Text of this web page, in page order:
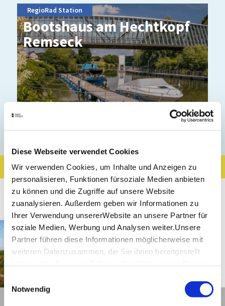
Diese Webseite verwendet Cookies
Wir verwenden Cookies, um Inhalte und Anzeigen zu
personalisieren, Funktionen fürsoziale Medien anbieten
zu können und die Zugriffe auf unsere Website
zuanalysieren. Außerdem geben wir Informationen zu
Ihrer Verwendung unsererWebsite an unsere Partner für
soziale Medien, Werbung und Analysen weiter.Unsere
Partner führen diese Informationen möglicherweise mit
weiteren Datenzusammen, die Sie ihnen bereitgestellt
Impressum
Einwilligungsauswahl
Notwendig
Boots­haus am Hecht­kopf
Rem­s­eck
RegioRad Station
Ergebnisse filtern Karte anzeigen
4Ergebnisse
Remseck am Neckar Entfernung anzeigen
Weinerlebnis pur – Von
Remseck nach Esslingen am
Neckar auf dem
Württemberger Weinradweg